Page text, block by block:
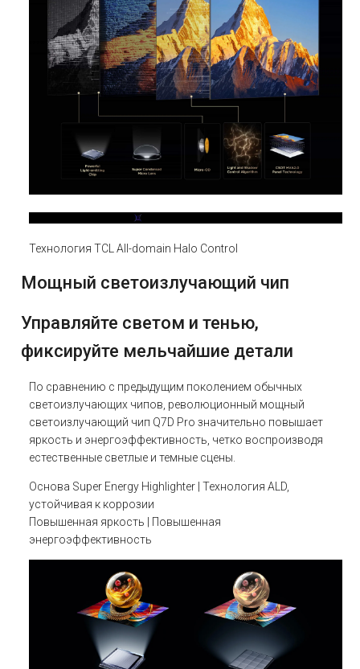
Технология TCL All-domain Halo Control
Мощный светоизлучающий чип
Управляйте светом и тенью,
фиксируйте мельчайшие детали
По сравнению с предыдущим поколением обычных
светоизлучающих чипов, революционный мощный
светоизлучающий чип Q7D Pro значительно повышает
яркость и энергоэффективность, четко воспроизводя
естественные светлые и темные сцены.
Основа Super Energy Highlighter | Технология ALD,
устойчивая к коррозии
Повышенная яркость | Повышенная
энергоэффективность